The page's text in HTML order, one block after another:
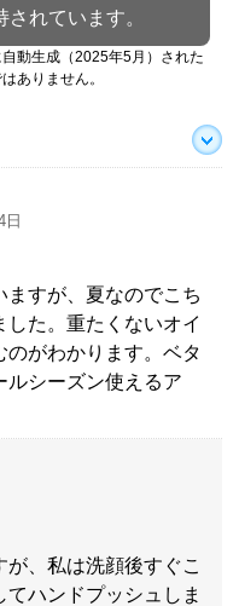
れています。
動生成（2025年5月）された
ありません。
すが、夏なのでこち
た。重たくないオイ
のがわかります。ベタ
ルシーズン使えるア
、私は洗顔後すぐこ
ハンドプッシュしま